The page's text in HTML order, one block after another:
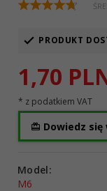
PRODUKT
1,70
* z podatkiem VAT
Dowiedz
Model:
M6